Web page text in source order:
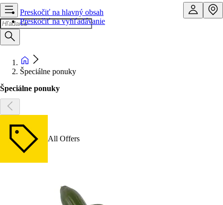
Preskočiť na hlavný obsah
Preskočiť na vyhľadávanie
Špeciálne ponuky
Špeciálne ponuky
All Offers